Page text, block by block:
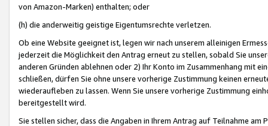
von Amazon-Marken) enthalten; oder
(h) die anderweitig geistige Eigentumsrechte verletzen.
Ob eine Website geeignet ist, legen wir nach unserem alleinigen
jederzeit die Möglichkeit den Antrag erneut zu stellen, sobald Sie
anderen Gründen ablehnen oder 2) Ihr Konto im Zusammenhang mit
schließen, dürfen Sie ohne unsere vorherige Zustimmung keinen
wiederaufleben zu lassen. Wenn Sie unsere vorherige Zustimmung
bereitgestellt wird.
Sie stellen sicher, dass die Angaben in Ihrem Antrag auf Teilnahme